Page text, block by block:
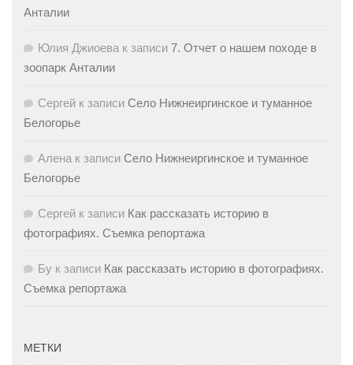
Анталии
Юлия Джиоева к записи 7. Отчет о нашем походе в
зоопарк Анталии
Сергей к записи Село Нижнеиргинское и туманное
Белогорье
Алена к записи Село Нижнеиргинское и туманное
Белогорье
Сергей к записи Как рассказать историю в
фотографиях. Съемка репортажа
Бу к записи Как рассказать историю в фотографиях.
Съемка репортажа
МЕТКИ